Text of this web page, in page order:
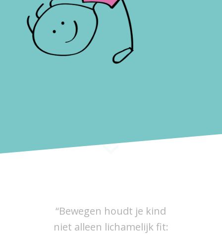
“Bewegen houdt je kind
niet alleen lichamelijk fit: